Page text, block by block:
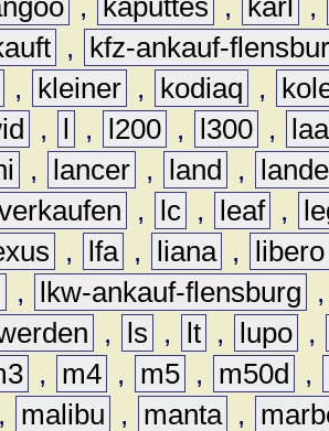
, kaputtes , karl
,
,
kfz-ankauf-
, kleiner , kodiaq ,
, l , l200 , l300 ,
, lancer , land ,
, lc , leaf ,
, lfa , liana ,
libero
, lkw-ankauf-flensburg
, ls , lt , lupo ,
, m4 , m5 , m50d ,
, malibu , manta ,